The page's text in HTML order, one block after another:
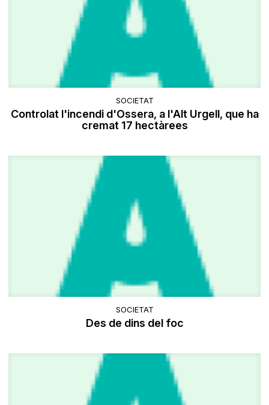
SOCIETAT
Controlat l'incendi d'Ossera, a l'Alt Urgell, que ha
cremat 17 hectàrees
SOCIETAT
Des de dins del foc